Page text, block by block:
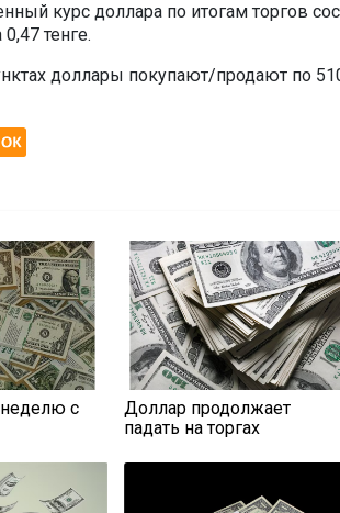
курс доллара по итогам торгов
тенге.
доллары покупают/продают по
с
Доллар продолжает
падать на торгах